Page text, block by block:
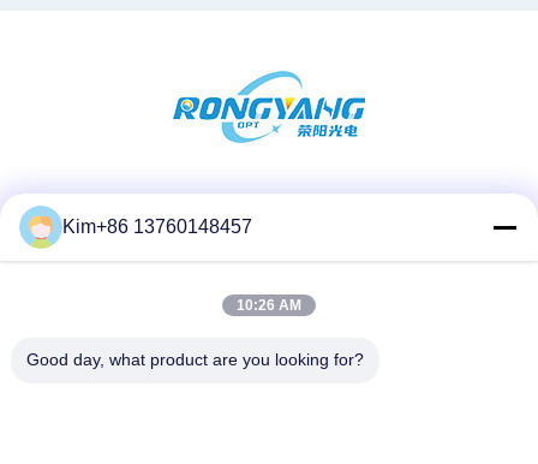
त्वरित संपर्क
दूरभाष:
Kim+86 13760148457
10:26 AM
Good day, what product are you looking for?